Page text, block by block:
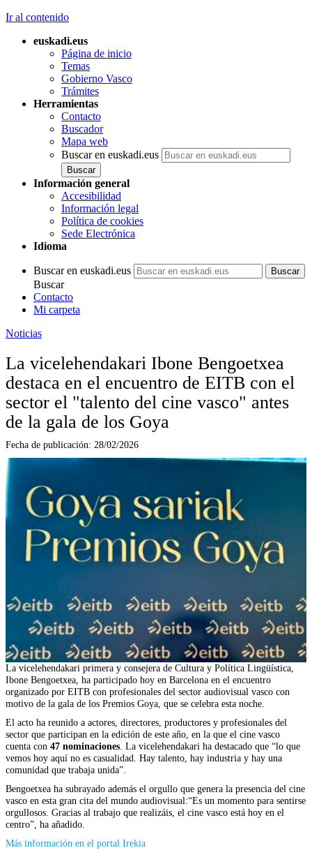
Ir al contenido
euskadi.eus
Página de inicio
Temas
Gobierno Vasco
Trámites
Herramientas
Contacto
Buscador
Mapa web
Buscar en euskadi.eus
Información general
Accesibilidad
Información legal
Política de cookies
Sede Electrónica
Idioma
Buscar en euskadi.eus
Buscar
Contacto
Mi carpeta
Noticias
La vicelehendakari Ibone Bengoetxea
destaca en el encuentro de EITB con el
sector el "talento del cine vasco" antes
de la gala de los Goya
Fecha de publicación: 28/02/2026
La vicelehendakari primera y consejera de Cultura y Política Lingüística,
Ibone Bengoetxea, ha participado hoy en Barcelona en el encuentro
organizado por EITB con profesionales del sector audiovisual vasco con
motivo de la gala de los Premios Goya, que se celebra esta noche.
El acto ha reunido a actores, directores, productores y profesionales del
sector que participan en la edición de este año, en la que el cine vasco
cuenta con 47 nominaciones . La vicelehendakari ha destacado que “lo que
vemos hoy aquí no es casualidad. Hay talento, hay industria y hay una
comunidad que trabaja unida”.
Bengoetxea ha subrayado además el orgullo que genera la presencia del cine
vasco en esta gran cita del mundo audiovisual:“Es un momento para sentirse
orgullosos. Gracias al trabajo que realizáis, el cine vasco está hoy en el
centro”, ha añadido.
Más información en el portal Irekia(Se